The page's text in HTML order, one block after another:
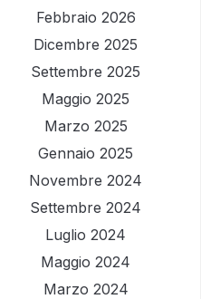
Febbraio 2026
Dicembre 2025
Settembre 2025
Maggio 2025
Marzo 2025
Gennaio 2025
Novembre 2024
Settembre 2024
Luglio 2024
Maggio 2024
Marzo 2024